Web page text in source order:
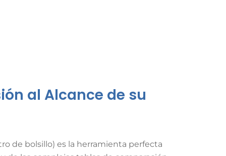
al Alcance de su
de bolsillo) es la herramienta perfecta